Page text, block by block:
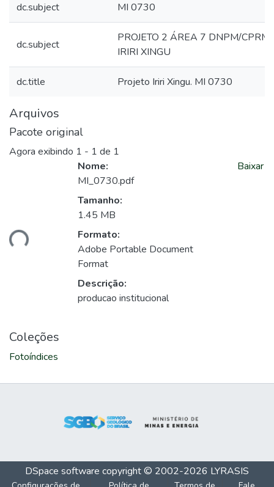
dc.subject MI 0730
dc.subject
PROJETO 2 ÁREA 7 DNPM/CPRM
IRIRI XINGU
dc.title Projeto Iriri Xingu. MI 0730
Arquivos
Pacote original
Agora exibindo 1 - 1 de 1
Nome:
MI_0730.pdf
Tamanho:
1.45 MB
Formato:
Adobe Portable Document
Format
Descrição:
producao institucional
Baixar
Coleções
Fotoíndices
DSpace software copyright © 2002-2026 LYRASIS